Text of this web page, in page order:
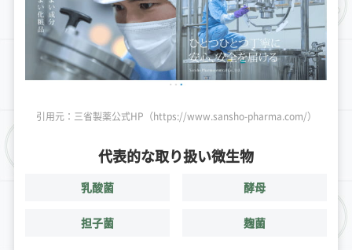
引用元：三省製薬公式HP（https://www.sansho-pharma.com/）
代表的な取り扱い微生物
乳酸菌 酵母
担子菌 麹菌